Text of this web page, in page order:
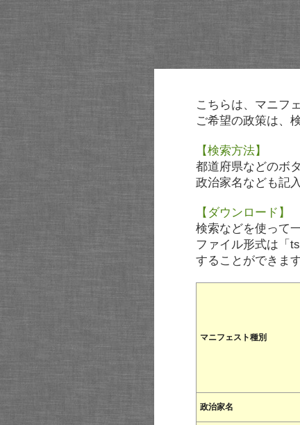
こちらは、マニフ
ご希望の政策は、
【検索方法】
都道府県などのボ
政治家名なども記
【ダウンロード】
検索などを使って
ファイル形式は「
することができます
マニフェスト種別
政治家名